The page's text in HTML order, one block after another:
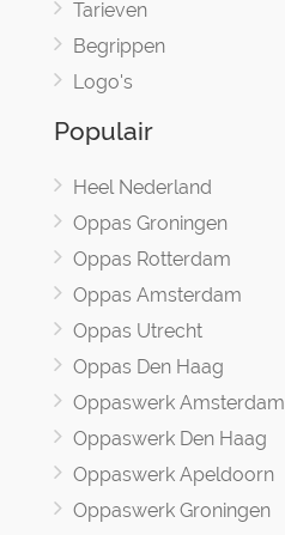
Tarieven
Begrippen
Logo's
Populair
Heel Nederland
Oppas Groningen
Oppas Rotterdam
Oppas Amsterdam
Oppas Utrecht
Oppas Den Haag
Oppaswerk Amsterdam
Oppaswerk Den Haag
Oppaswerk Apeldoorn
Oppaswerk Groningen